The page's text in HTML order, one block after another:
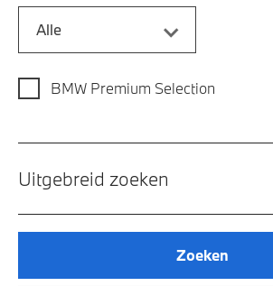
Alle
BMW Premium Selection
Uitgebreid zoeken
Zoeken